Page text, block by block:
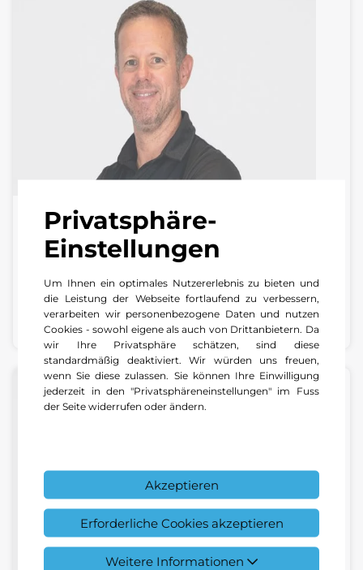
Privatsphäre-
Einstellungen
Um Ihnen ein optimales Nutzererlebnis zu bieten und
die Leistung der Webseite fortlaufend zu verbessern,
verarbeiten wir personenbezogene Daten und nutzen
Cookies - sowohl eigene als auch von Drittanbietern. Da
wir Ihre Privatsphäre schätzen, sind diese
standardmäßig deaktiviert. Wir würden uns freuen,
wenn Sie diese zulassen. Sie können Ihre Einwilligung
jederzeit in den "Privatsphäreneinstellungen" im Fuss
der Seite widerrufen oder ändern.
Akzeptieren
Erforderliche Cookies akzeptieren
Weitere Informationen
Benjamin Damm
Werkstattleiter Pkw | Center Worms
+49 6241 8 42 57
E-Mail schreiben